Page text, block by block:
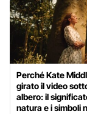
Perché Kate
girato il video
albero: il
natura e i simboli